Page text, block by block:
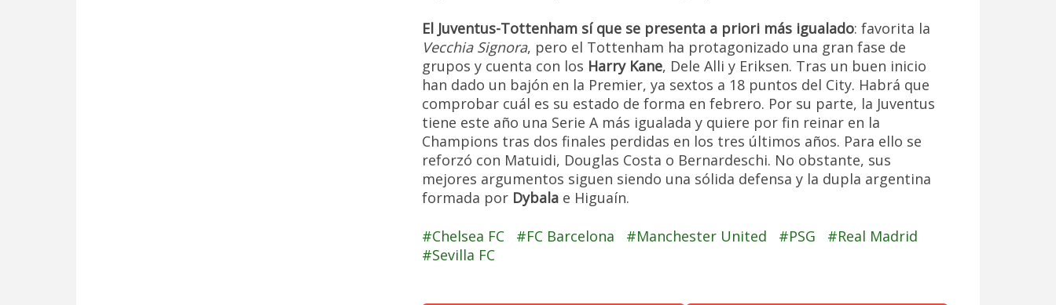
El Juventus-Tottenham sí que se presenta a priori más igualado: favorita la
Vecchia Signora, pero el Tottenham ha protagonizado una gran fase de
grupos y cuenta con los Harry Kane, Dele Alli y Eriksen. Tras un buen inicio
han dado un bajón en la Premier, ya sextos a 18 puntos del City. Habrá que
comprobar cuál es su estado de forma en febrero. Por su parte, la Juventus
tiene este año una Serie A más igualada y quiere por fin reinar en la
Champions tras dos finales perdidas en los tres últimos años. Para ello se
reforzó con Matuidi, Douglas Costa o Bernardeschi. No obstante, sus
mejores argumentos siguen siendo una sólida defensa y la dupla argentina
formada por Dybala e Higuaín.
Chelsea FC FC Barcelona Manchester United PSG
Real Madrid
Sevilla FC